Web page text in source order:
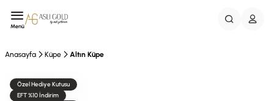
Menü
Anasayfa Küpe Altın Küpe
Özel Hediye Kutusu
EFT %10 İndirim